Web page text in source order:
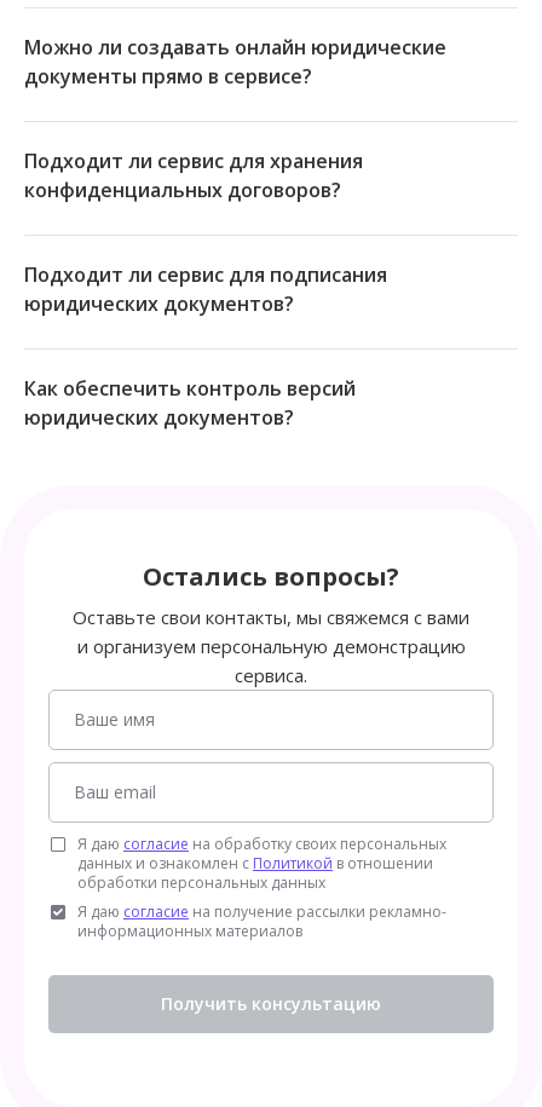
Можно ли создавать онлайн юридические
документы прямо в сервисе?
Подходит ли сервис для хранения
конфиденциальных договоров?
Подходит ли сервис для подписания
юридических документов?
Как обеспечить контроль версий
юридических документов?
Остались вопросы?
Оставьте свои контакты, мы свяжемся с вами
и организуем персональную демонстрацию
сервиса.
Я даю согласие на обработку своих персональных
данных и ознакомлен с Политикой в отношении
обработки персональных данных
Я даю согласие на получение рассылки рекламно-
информационных материалов
Получить консультацию